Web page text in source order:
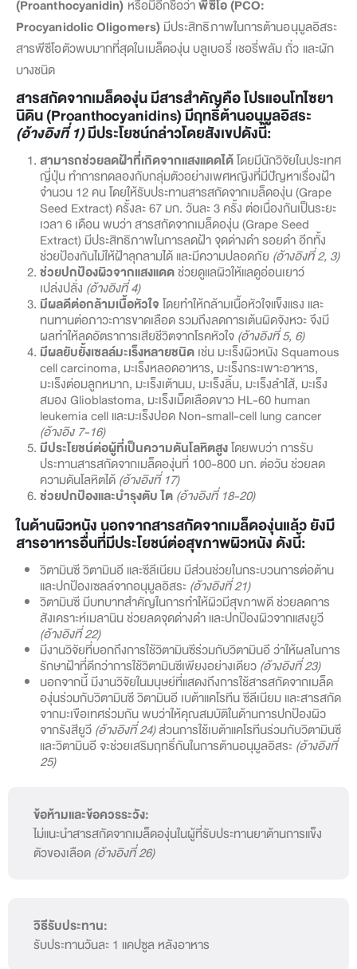
(Proanthocyanidin) หรือมีอีกชื่อว่าพีซีโอ (PCO:
Procyanidolic Oligomers)มีประสิทธิภาพในการต้านอนุมูลอิสระ
สารพีซีโอตัวพบมากที่สุดในเมล็ดองุ่น บลูเบอรี่ เชอรี่พลัม ถั่ว และผัก
บางชนิด
สารสกัดจากเมล็ดองุ่น มีสารสำคัญคือ โปรแอนโทไซยา
นิดิน (Proanthocyanidins) มีฤทธิ์ต้านอนุมูลอิสระ
(อ้างอิงที่ 1)มีประโยชน์กล่าวโดยสังเขปดังนี้:
สามารถช่วยลดฝ้าที่เกิดจากแสงแดดได้โดยมีนักวิจัยในประเทศ
ญี่ปุ่น ทำการทดลองกับกลุ่มตัวอย่างเพศหญิงที่มีปัญหาเรื่องฝ้า
จำนวน 12 คน โดยให้รับประทานสารสกัดจากเมล็ดองุ่น (Grape
Seed Extract) ครั้งละ 67 มก. วันละ 3 ครั้ง ต่อเนื่องกันเป็นระยะ
เวลา 6 เดือน พบว่า สารสกัดจากเมล็ดองุ่น (Grape Seed
Extract) มีประสิทธิภาพในการลดฝ้า จุดด่างดำ รอยดำ อีกทั้ง
ช่วยป้องกันไม่ให้ฝ้าลุกลามได้ และมีความปลอดภัย (อ้างอิงที่ 2, 3)
ช่วยปกป้องผิวจากแสงแดดช่วยดูแลผิวให้แลดูอ่อนเยาว์
เปล่งปลั่ง (อ้างอิงที่ 4)
มีผลดีต่อกล้ามเนื้อหัวใจ โดยทำให้กล้ามเนื้อหัวใจแข็งแรง และ
ทนทานต่อภาวะการขาดเลือด รวมถึงลดการเต้นผิดจังหวะ จึงมี
ผลทำให้ลดอัตราการเสียชีวิตจากโรคหัวใจ (อ้างอิงที่ 5, 6)
มีผลยับยั้งเซลล์มะเร็งหลายชนิดเช่น มะเร็งผิวหนัง Squamous
cell carcinoma, มะเร็งหลอดอาหาร, มะเร็งกระเพาะอาหาร,
มะเร็งต่อมลูกหมาก, มะเร็งเต้านม, มะเร็งลิ้น, มะเร็งลำไส้, มะเร็ง
สมอง Glioblastoma, มะเร็งเม็ดเลือดขาว HL-60 human
leukemia cell และมะเร็งปอด Non-small-cell lung cancer
(อ้างอิง 7-16)
มีประโยชน์ต่อผู้ที่เป็นความดันโลหิตสูงโดยพบว่า การรับ
ประทานสารสกัดจากเมล็ดองุ่นที่ 100-800 มก. ต่อวัน ช่วยลด
ความดันโลหิตได้ (อ้างอิงที่ 17)
ช่วยปกป้องและบำรุงตับ ไต (อ้างอิงที่ 18-20)
ในด้านผิวหนัง นอกจากสารสกัดจากเมล็ดองุ่นแล้ว ยังมี
สารอาหารอื่นที่มีประโยชน์ต่อสุขภาพผิวหนัง ดังนี้:
วิตามินซี วิตามินอี และซีลีเนียม มีส่วนช่วยในกระบวนการต่อต้าน
และปกป้องเซลล์จากอนุมูลอิสระ (อ้างอิงที่ 21)
วิตามินซี มีบทบาทสำคัญในการทำให้ผิวมีสุขภาพดี ช่วยลดการ
สังเคราะห์เมลานิน ช่วยลดจุดด่างดำ และปกป้องผิวจากแสงยูวี
(อ้างอิงที่ 22)
มีงานวิจัยที่บอกถึงการใช้วิตามินซีร่วมกับวิตามินอี ว่าให้ผลในการ
รักษาฝ้าที่ดีกว่าการใช้วิตามินซีเพียงอย่างเดียว (อ้างอิงที่ 23)
นอกจากนี้ มีงานวิจัยในมนุษย์ที่แสดงถึงการใช้สารสกัดจากเมล็ด
องุ่นร่วมกับวิตามินซี วิตามินอี เบต้าแคโรทีน ซีลีเนียม และสารสกัด
จากมะเขือเทศร่วมกัน พบว่าให้คุณสมบัติในด้านการปกป้องผิว
จากรังสียูวี (อ้างอิงที่ 24)ส่วนการใช้เบต้าแคโรทีนร่วมกับวิตามินซี
และวิตามินอี จะช่วยเสริมฤทธิ์กันในการต้านอนุมูลอิสระ (อ้างอิงที่
25)
ข้อห้ามและข้อควรระวัง:
ไม่แนะนำสารสกัดจากเมล็ดองุ่นในผู้ที่รับประทานยาต้านการแข็ง
ตัวของเลือด (อ้างอิงที่ 26)
วิธีรับประทาน:
รับประทานวันละ 1 แคปซูล หลังอาหาร